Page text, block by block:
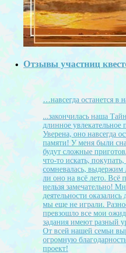
Отзывы участниц
…навсегда останется в
...закончилась наша
длинное увлекательное
Уверена, оно навсегда
памяти! У меня были
будут сложные
что-то искать,
сомневалась, выдержим
ли оно на всё лето. Всё
нельзя замечательно!
деятельности
мы еще не играли.
превзошло все мои
задания имеют разный
От всей нашей семьи
огромную
проект!